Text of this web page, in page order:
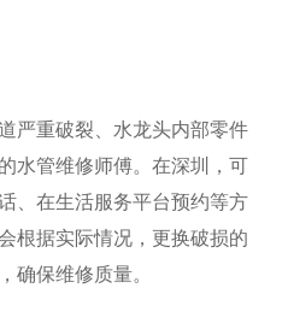
严重破裂、水龙头内部零件
水管维修师傅。在深圳，可
、在生活服务平台预约等方
根据实际情况，更换破损的
确保维修质量。